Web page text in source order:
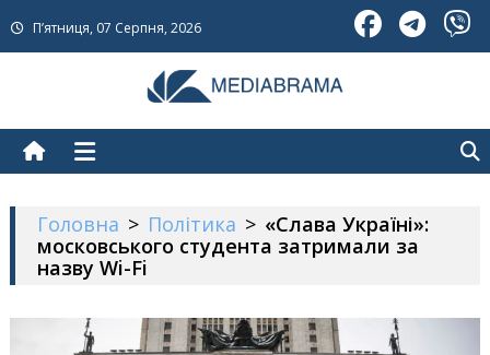
to
П’ятниця, 07 Серпня, 2026
Головна > Політика > «Слава Україні»:
московського студента затримали за
назву Wi-Fi